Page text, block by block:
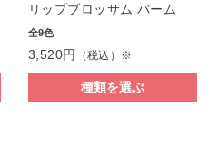
リップブロッサム バーム
全9色
3,520円 （税込）※
種類を選ぶ